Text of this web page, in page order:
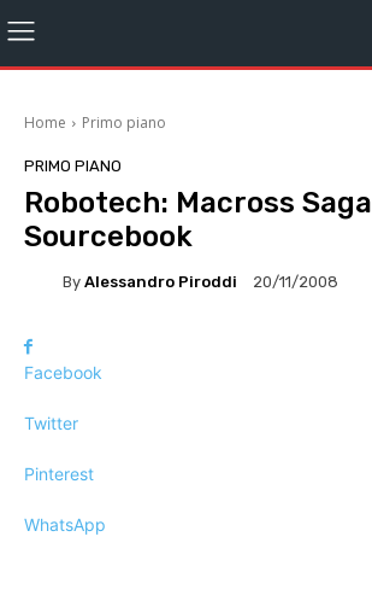
Home Primo piano
PRIMO PIANO
Robotech: Macross Saga
Sourcebook
By Alessandro Piroddi 20/11/2008
Facebook
Twitter
Pinterest
WhatsApp